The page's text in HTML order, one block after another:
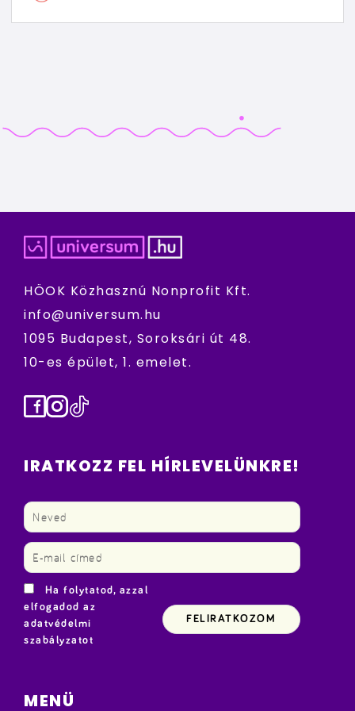
HÖOK Közhasznú Nonprofit Kft.
info@universum.hu
1095 Budapest, Soroksári út 48.
10-es épület, 1. emelet.
Facebook
Instagram
TikTok
IRATKOZZ FEL HÍRLEVELÜNKRE!
Ha folytatod, azzal
elfogadod az
adatvédelmi
szabályzatot
MENÜ